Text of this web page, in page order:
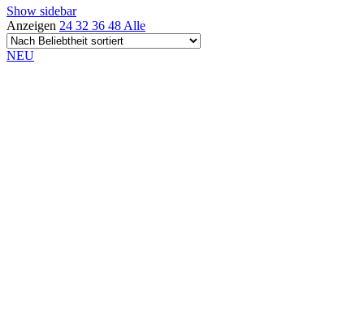
Show sidebar
Anzeigen 24 32 36 48 Alle
NEU